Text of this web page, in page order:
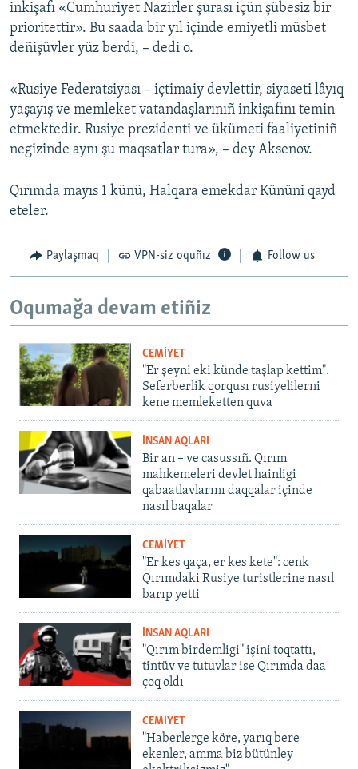
inkişafı «Cumhuriyet Nazirler şurası içün şübesiz bir
prioritettir». Bu saada bir yıl içinde emiyetli müsbet
deñişüvler yüz berdi, – dedi o.
«Rusiye Federatsiyası – içtimaiy devlettir, siyaseti lâyıq
yaşayış ve memleket vatandaşlarınıñ inkişafını temin
etmektedir. Rusiye prezidenti ve ükümeti faaliyetiniñ
negizinde aynı şu maqsatlar tura», – dey Aksenov.
Qırımda mayıs 1 künü, Halqara emekdar Kününi qayd
eteler.
Paylaşmaq VPN-siz oquñız Follow us
Oqumağa devam etiñiz
CEMİYET
"Er şeyni eki künde taşlap kettim".
Seferberlik qorqusı rusiyelilerni
kene memleketten quva
İNSAN AQLARI
Bir an – ve casussıñ. Qırım
mahkemeleri devlet hainligi
qabaatlavlarını daqqalar içinde
nasıl baqalar
CEMİYET
"Er kes qaça, er kes kete": cenk
Qırımdaki Rusiye turistlerine nasıl
barıp yetti
İNSAN AQLARI
"Qırım birdemligi" işini toqtattı,
tintüv ve tutuvlar ise Qırımda daa
çoq oldı
CEMİYET
"Haberlerge köre, yarıq bere
ekenler, amma biz bütünley